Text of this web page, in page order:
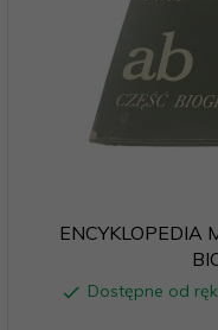
ENCYKLOPEDIA
Dostępne od